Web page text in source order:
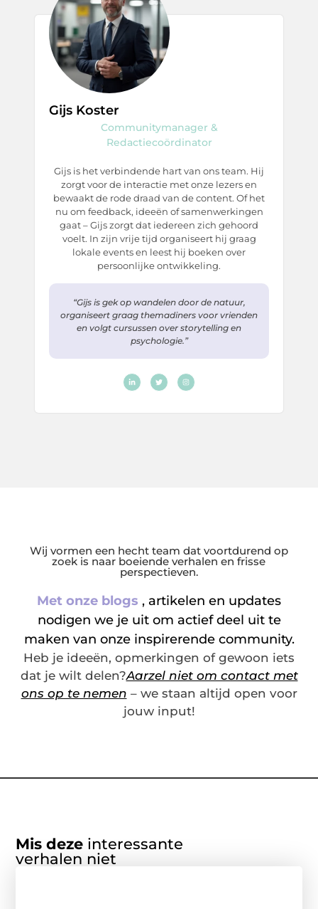
Gijs Koster
Communitymanager &
Redactiecoördinator
Gijs is het verbindende hart van ons team. Hij
zorgt voor de interactie met onze lezers en
bewaakt de rode draad van de content. Of het
nu om feedback, ideeën of samenwerkingen
gaat – Gijs zorgt dat iedereen zich gehoord
voelt. In zijn vrije tijd organiseert hij graag
lokale events en leest hij boeken over
persoonlijke ontwikkeling.
“Gijs is gek op wandelen door de natuur,
organiseert graag themadiners voor vrienden
en volgt cursussen over storytelling en
psychologie.”
Wij vormen een hecht team dat voortdurend op
zoek is naar boeiende verhalen en frisse
perspectieven.
Met onze blogs , artikelen en updates
nodigen we je uit om actief deel uit te
maken van onze inspirerende community.
Heb je ideeën, opmerkingen of gewoon iets
dat je wilt delen?Aarzel niet om contact met
ons op te nemen – we staan altijd open voor
jouw input!
Mis deze interessante
verhalen niet